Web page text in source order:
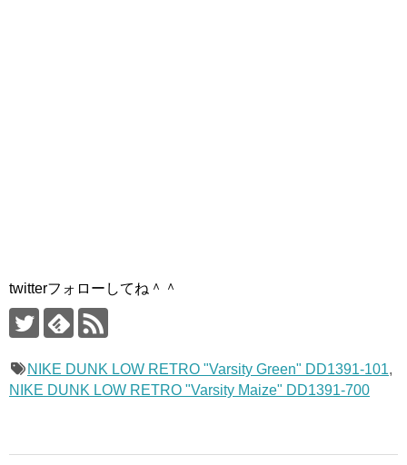
twitterフォローしてね＾＾
NIKE DUNK LOW RETRO "Varsity Green" DD1391-101,
NIKE DUNK LOW RETRO "Varsity Maize" DD1391-700